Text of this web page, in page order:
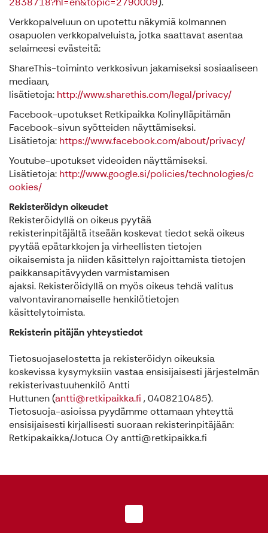
Verkkopalveluun on upotettu näkymiä kolmannen
osapuolen verkkopalveluista, jotka saattavat asentaa
selaimeesi evästeitä:
ShareThis-toiminto verkkosivun jakamiseksi sosiaaliseen
mediaan,
lisätietoja: http://www.sharethis.com/legal/privacy/
Facebook-upotukset Retkipaikka Kolinylläpitämän
Facebook-sivun syötteiden näyttämiseksi.
Lisätietoja: https://www.facebook.com/about/privacy/
Youtube-upotukset videoiden näyttämiseksi.
Lisätietoja: http://www.google.si/policies/technologies/c
ookies/
Rekisteröidyn oikeudet
Rekisteröidyllä on oikeus pyytää
rekisterinpitäjältä itseään koskevat tiedot sekä oikeus
pyytää epätarkkojen ja virheellisten tietojen
oikaisemista ja niiden käsittelyn rajoittamista tietojen
paikkansapitävyyden varmistamisen
ajaksi. Rekisteröidyllä on myös oikeus tehdä valitus
valvontaviranomaiselle henkilötietojen
käsittelytoimista.
Rekisterin pitäjän yhteystiedot
Tietosuojaselostetta ja rekisteröidyn oikeuksia
koskevissa kysymyksiin vastaa ensisijaisesti järjestelmän
rekisterivastuuhenkilö Antti
Huttunen (antti@retkipaikka.fi , 0408210485).
Tietosuoja-asioissa pyydämme ottamaan yhteyttä
ensisijaisesti kirjallisesti suoraan rekisterinpitäjään:
Retkipakaikka/Jotuca Oy antti@retkipaikka.fi